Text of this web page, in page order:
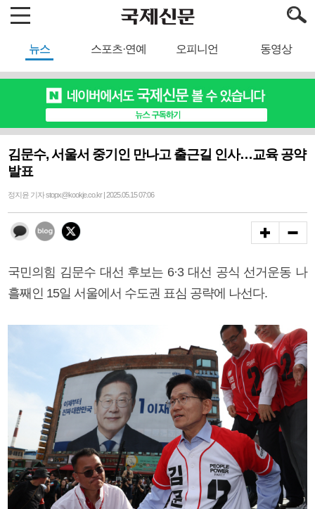
뉴스 스포츠·연예 오피니언 동영상
김문수, 서울서 중기인 만나고 출근길 인사…교육 공약
발표
정지윤 기자 stopx@kookje.co.kr | 2025.05.15 07:06
국민의힘 김문수 대선 후보는 6·3 대선 공식 선거운동 나
흘째인 15일 서울에서 수도권 표심 공략에 나선다.